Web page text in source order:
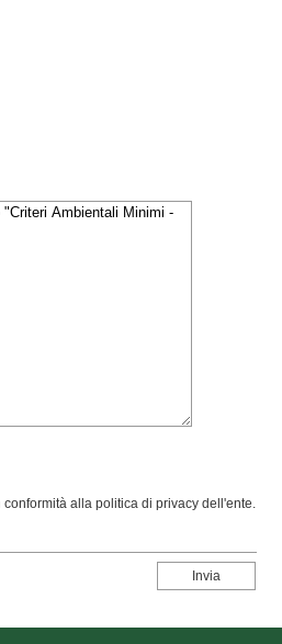
alla politica di privacy dell'ente.